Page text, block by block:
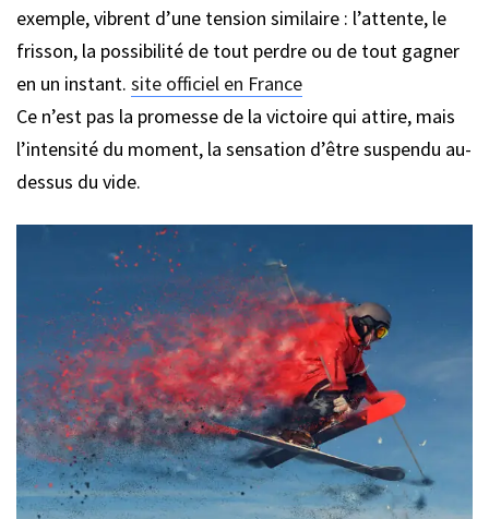
exemple, vibrent d’une tension similaire : l’attente, le
frisson, la possibilité de tout perdre ou de tout gagner
en un instant. site officiel en France
Ce n’est pas la promesse de la victoire qui attire, mais
l’intensité du moment, la sensation d’être suspendu au-
dessus du vide.